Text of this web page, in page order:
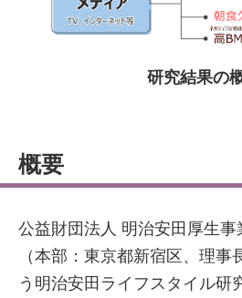
研究結果の
概要
公益財団法人 明治安田厚生
（本部：東京都新宿区、理
う明治安田ライフスタイル研